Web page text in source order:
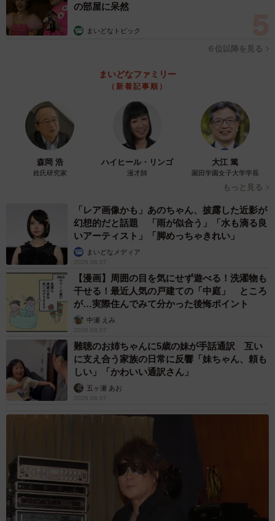
の部屋に呆然
まいどなトピック
６位以降を見る
まいどなファミリー
（新着記事順）
森岡 浩
姓氏研究家
ハイヒール・リンゴ
漫才師
大江 篤
園田学園女子大学学長
もっと見る
「レア画像かも」あのちゃん、披露した近影が
幻想的だと話題 「雨が似合う」「水も滴る良
いアーティスト」「脚めっちゃきれい」
まいどなメディア
2026.08.07
【漫画】周囲の目を気にせず遊べる！洗濯物も
干せる！最近人気の戸建ての「中庭」 ところ
が…実際住んでみて分かった後悔ポイント
中瀬 えみ
2026.08.07
難聴のお姉ちゃんに5歳の妹が手話通訳 互い
に支え合う家族の日常に反響「妹ちゃん、頼も
しい」「かわいい通訳さん」
五ヶ瀬 あお
2026.08.07